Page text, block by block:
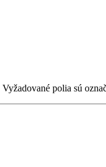
Vyžadované polia sú